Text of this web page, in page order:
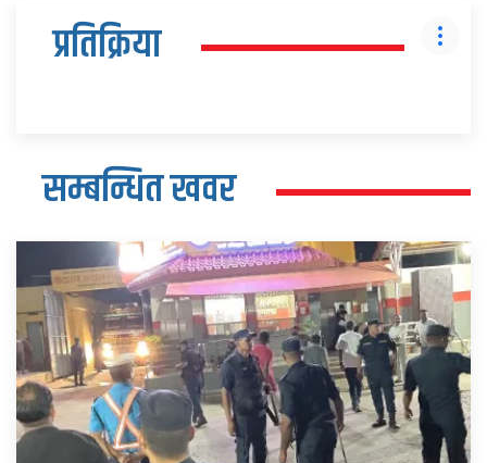
प्रतिक्रिया
सम्बन्धित खवर